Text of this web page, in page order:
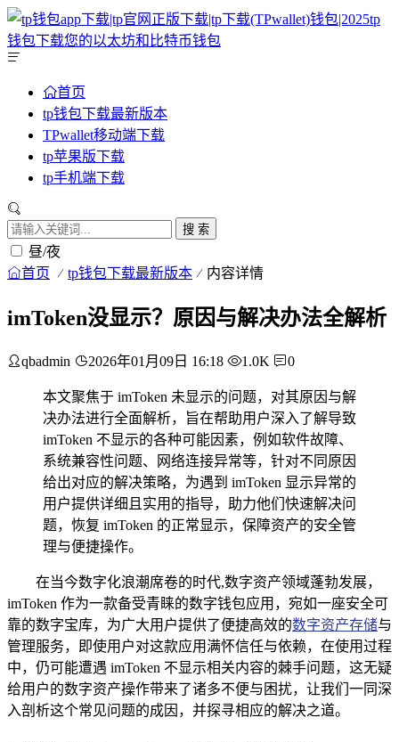
首页
tp钱包下载最新版本
TPwallet移动端下载
tp苹果版下载
tp手机端下载
搜 索
昼/夜
首页 tp钱包下载最新版本 内容详情
imToken没显示？原因与解决办法全解析
qbadmin 2026年01月09日 16:18 1.0K 0
本文聚焦于 imToken 未显示的问题，对其原因与解
决办法进行全面解析，旨在帮助用户深入了解导致
imToken 不显示的各种可能因素，例如软件故障、
系统兼容性问题、网络连接异常等，针对不同原因
给出对应的解决策略，为遇到 imToken 显示异常的
用户提供详细且实用的指导，助力他们快速解决问
题，恢复 imToken 的正常显示，保障资产的安全管
理与便捷操作。
在当今数字化浪潮席卷的时代,数字资产领域蓬勃发展，
imToken 作为一款备受青睐的数字钱包应用，宛如一座安全可
靠的数字宝库，为广大用户提供了便捷高效的数字资产存储与
管理服务，即使用户对这款应用满怀信任与依赖，在使用过程
中，仍可能遭遇 imToken 不显示相关内容的棘手问题，这无疑
给用户的数字资产操作带来了诸多不便与困扰，让我们一同深
入剖析这个常见问题的成因，并探寻相应的解决之道。